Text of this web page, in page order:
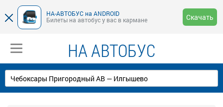
НА-АВТОБУС на ANDROID
Билеты на автобус у вас в кармане
Скачать
НА АВТОБУС